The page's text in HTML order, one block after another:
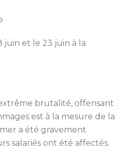
juin et le 23 juin à la
brutalité, offensant
est à la mesure de la
a été gravement
salariés ont été affectés.